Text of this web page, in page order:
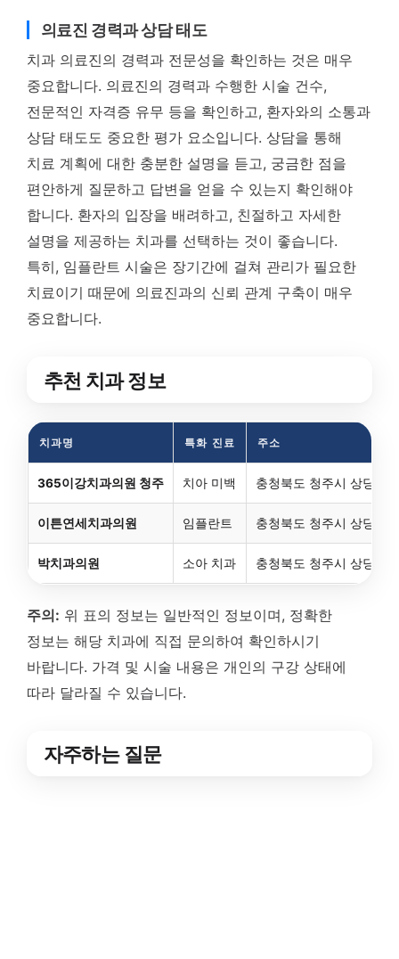
의료진 경력과 상담 태도
치과 의료진의 경력과 전문성을 확인하는 것은 매우
중요합니다. 의료진의 경력과 수행한 시술 건수,
전문적인 자격증 유무 등을 확인하고, 환자와의 소통과
상담 태도도 중요한 평가 요소입니다. 상담을 통해
치료 계획에 대한 충분한 설명을 듣고, 궁금한 점을
편안하게 질문하고 답변을 얻을 수 있는지 확인해야
합니다. 환자의 입장을 배려하고, 친절하고 자세한
설명을 제공하는 치과를 선택하는 것이 좋습니다.
특히, 임플란트 시술은 장기간에 걸쳐 관리가 필요한
치료이기 때문에 의료진과의 신뢰 관계 구축이 매우
중요합니다.
추천 치과 정보
치과명 특화 진료 주소
365이강치과의원 청주 치아 미백 충청북도 청주시 상당구
이튼연세치과의원 임플란트 충청북도 청주시 상당구
박치과의원 소아 치과 충청북도 청주시 상당구
주의: 위 표의 정보는 일반적인 정보이며, 정확한
정보는 해당 치과에 직접 문의하여 확인하시기
바랍니다. 가격 및 시술 내용은 개인의 구강 상태에
따라 달라질 수 있습니다.
자주하는 질문